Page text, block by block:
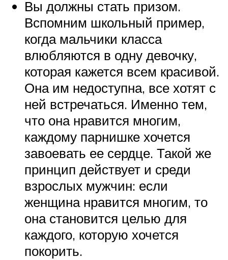
Вы должны стать призом.
Вспомним школьный пример,
когда мальчики класса
влюбляются в одну девочку,
которая кажется всем красивой.
Она им недоступна, все хотят с
ней встречаться. Именно тем,
что она нравится многим,
каждому парнишке хочется
завоевать ее сердце. Такой же
принцип действует и среди
взрослых мужчин: если
женщина нравится многим, то
она становится целью для
каждого, которую хочется
покорить.